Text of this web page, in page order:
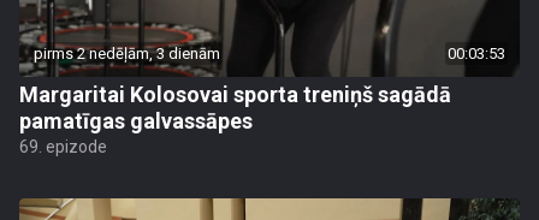
pirms 2 nedēļām, 3 dienām 00:03:53
Margaritai Kolosovai sporta treniņš sagādā
pamatīgas galvassāpes
69. epizode